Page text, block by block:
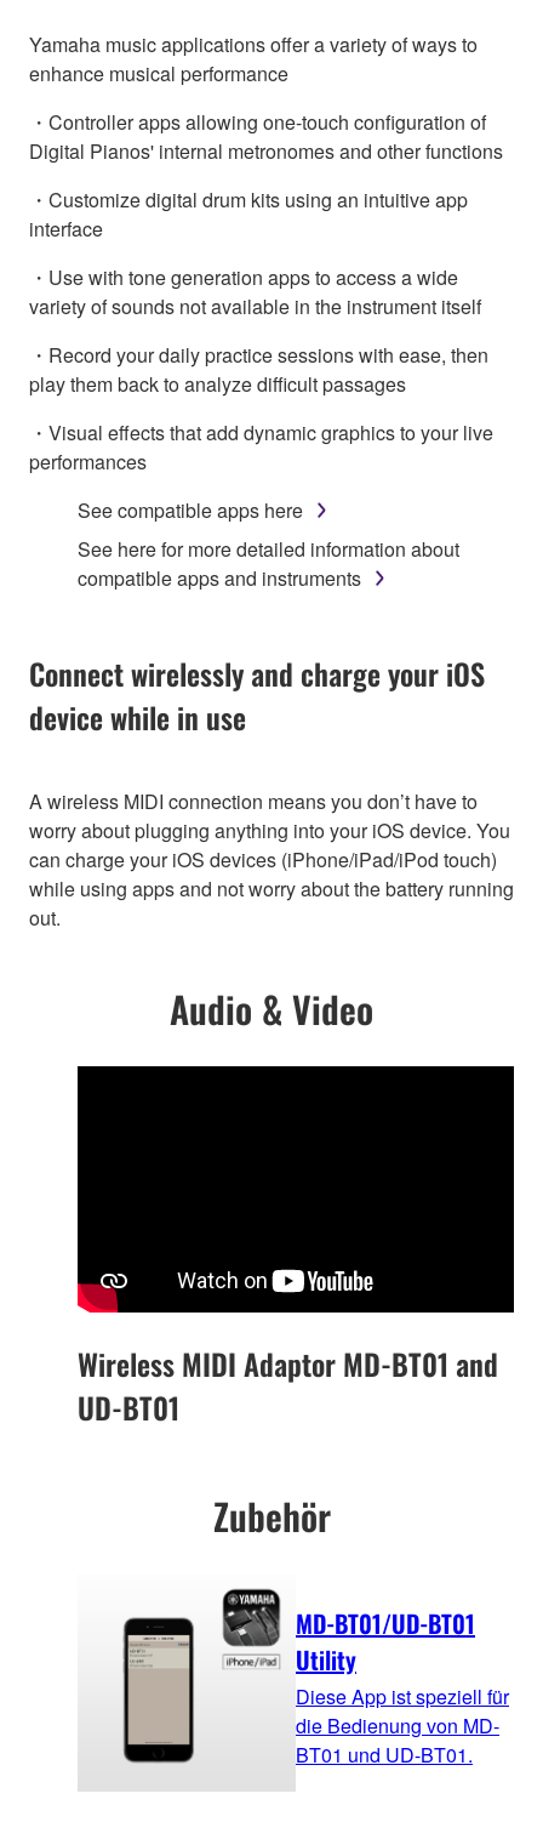
Yamaha music applications offer a variety of ways to
enhance musical performance
・Controller apps allowing one-touch configuration of
Digital Pianos' internal metronomes and other functions
・Customize digital drum kits using an intuitive app
interface
・Use with tone generation apps to access a wide
variety of sounds not available in the instrument itself
・Record your daily practice sessions with ease, then
play them back to analyze difficult passages
・Visual effects that add dynamic graphics to your live
performances
See compatible apps here
See here for more detailed information about
compatible apps and instruments
Connect wirelessly and charge your iOS
device while in use
A wireless MIDI connection means you don’t have to
worry about plugging anything into your iOS device. You
can charge your iOS devices (iPhone/iPad/iPod touch)
while using apps and not worry about the battery running
out.
Audio & Video
Wireless MIDI Adaptor MD-BT01 and
UD-BT01
Zubehör
MD-BT01/UD-BT01
Utility
Diese App ist speziell für
die Bedienung von MD-
BT01 und UD-BT01.